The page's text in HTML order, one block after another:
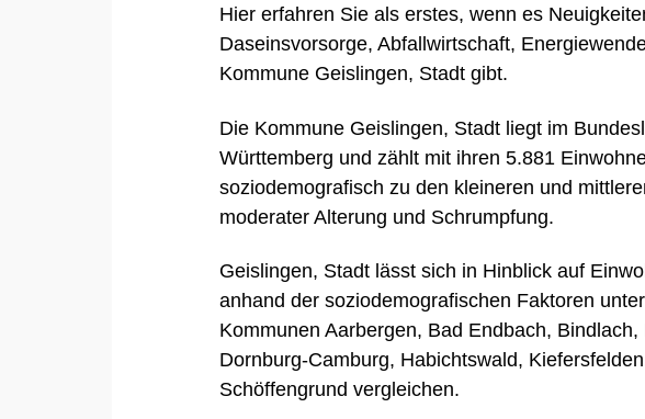
Hier erfahren Sie als erstes, wenn es
Daseinsvorsorge, Abfallwirtschaft,
Kommune Geislingen, Stadt gibt.
Die Kommune Geislingen, Stadt liegt im
Württemberg und zählt mit ihren 5.881
soziodemografisch zu den kleineren und
moderater Alterung und Schrumpfung.
Geislingen, Stadt lässt sich in Hinblick auf
anhand der soziodemografischen Faktoren
KommunenAarbergen, Bad Endbach, Bindlach,
Dornburg-Camburg, Habichtswald, Kiefersfelden
Schöffengrund vergleichen.